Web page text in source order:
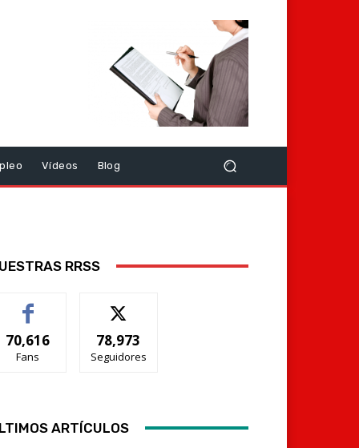
Vídeos Blog
RRSS
70,616
Fans
78,973
Seguidores
ARTÍCULOS